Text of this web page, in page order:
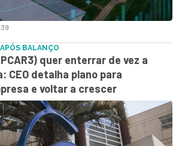
BALANÇO
quer enterrar de vez a
CEO detalha plano para
e voltar a crescer